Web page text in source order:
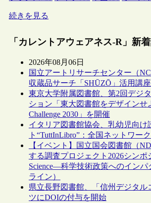
続きを見る
「カレントアウェアネス-R」新
2026年08月06日
国立アートリサーチセンター（
収蔵品サーチ「SHŪZŌ」活用講
東京大学附属図書館、第2回デジ
ション「東大図書館をデザインせ
Challenge 2030」を開催
イタリア図書館協会、乳幼児向け
ト“TuttInLibro”：全国ネットワー
【イベント】国立国会図書館（
する調査プロジェクト2026シンポ
Science―科学技術政策へのイン
ライン）
県立長野図書館、「信州デジタル
ツにDOIの付与を開始